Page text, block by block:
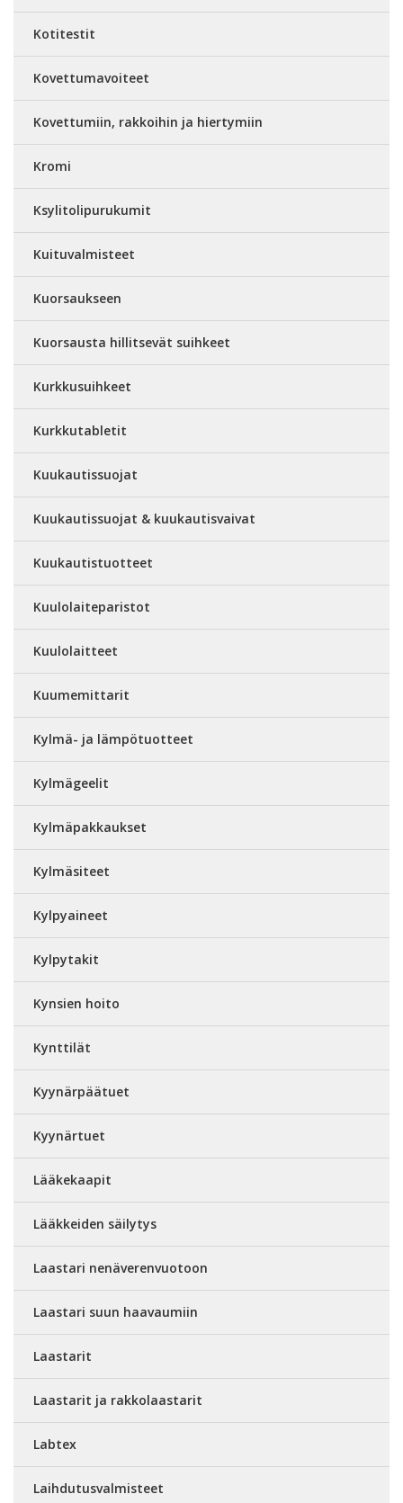
Kotitestit
Kovettumavoiteet
Kovettumiin, rakkoihin ja hiertymiin
Kromi
Ksylitolipurukumit
Kuituvalmisteet
Kuorsaukseen
Kuorsausta hillitsevät suihkeet
Kurkkusuihkeet
Kurkkutabletit
Kuukautissuojat
Kuukautissuojat & kuukautisvaivat
Kuukautistuotteet
Kuulolaiteparistot
Kuulolaitteet
Kuumemittarit
Kylmä- ja lämpötuotteet
Kylmägeelit
Kylmäpakkaukset
Kylmäsiteet
Kylpyaineet
Kylpytakit
Kynsien hoito
Kynttilät
Kyynärpäätuet
Kyynärtuet
Lääkekaapit
Lääkkeiden säilytys
Laastari nenäverenvuotoon
Laastari suun haavaumiin
Laastarit
Laastarit ja rakkolaastarit
Labtex
Laihdutusvalmisteet